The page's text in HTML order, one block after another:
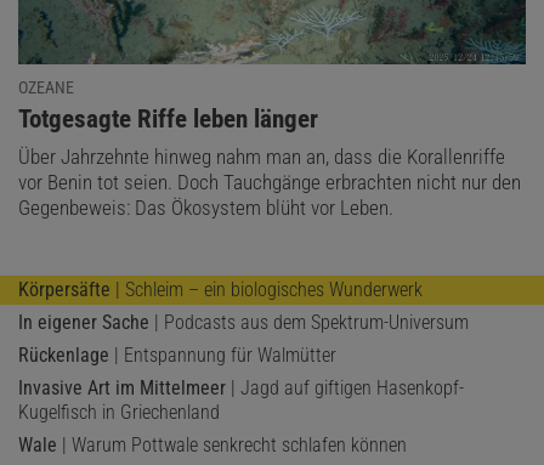
OZEANE
:
Totgesagte Riffe leben länger
Über Jahrzehnte hinweg nahm man an, dass die Korallenriffe
vor Benin tot seien. Doch Tauchgänge erbrachten nicht nur den
Gegenbeweis: Das Ökosystem blüht vor Leben.
Körpersäfte | Schleim – ein biologisches Wunderwerk
In eigener Sache | Podcasts aus dem Spektrum-Universum
Rückenlage | Entspannung für Walmütter
Invasive Art im Mittelmeer | Jagd auf giftigen Hasenkopf-
Kugelfisch in Griechenland
Wale | Warum Pottwale senkrecht schlafen können